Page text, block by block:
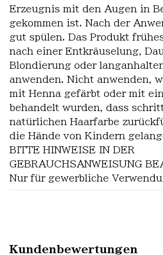
Erzeugnis mit den Augen in
gekommen ist. Nach der
gut spülen. Das Produkt
nach einer Entkräuselung,
Blondierung oder
anwenden. Nicht anwenden,
mit Henna gefärbt oder mit
behandelt wurden, dass
natürlichen Haarfarbe
die Hände von Kindern
BITTE HINWEISE IN DER
GEBRAUCHSANWEISUNG
Nur für gewerbliche
Kundenbewertungen